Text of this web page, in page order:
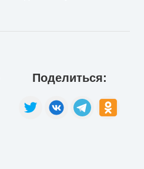
Поделиться: